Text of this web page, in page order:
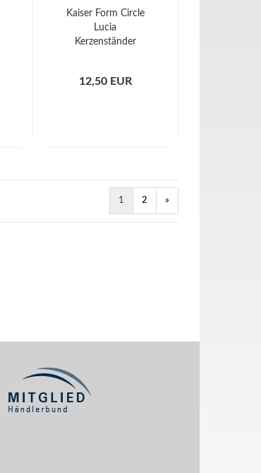
Kaiser Form Circle
Lucia
Kerzenständer
12,50 EUR
1 2 »